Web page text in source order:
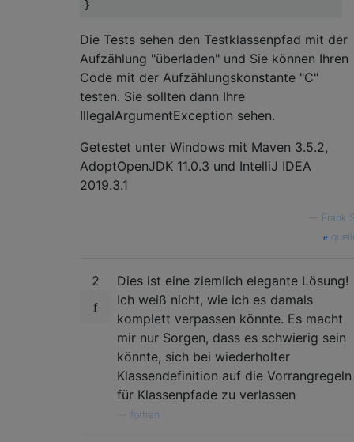
Die Tests sehen den Testklassenpfad mit der
Aufzählung "überladen" und Sie können Ihren
Code mit der Aufzählungskonstante "C"
testen. Sie sollten dann Ihre
IllegalArgumentException sehen.
Getestet unter Windows mit Maven 3.5.2,
AdoptOpenJDK 11.0.3 und IntelliJ IDEA
2019.3.1
Frank
2
Dies ist eine ziemlich elegante Lösung!
Ich weiß nicht, wie ich es damals
komplett verpassen könnte. Es macht
mir nur Sorgen, dass es schwierig sein
könnte, sich bei wiederholter
Klassendefinition auf die Vorrangregeln
für Klassenpfade zu verlassen
fortran